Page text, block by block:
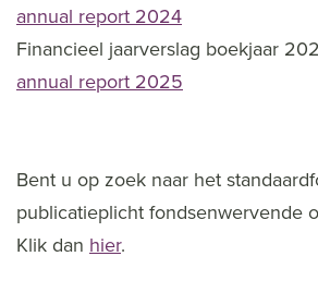
annual report 2024
Financieel jaarverslag boekjaar
annual report 2025
Bent u op zoek naar het
publicatieplicht fondsenwervende
Klik dan hier.